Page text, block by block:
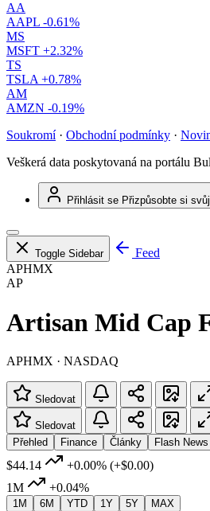
AA
AAPL -0.61%
MS
MSFT +2.32%
TS
TSLA +0.78%
AM
AMZN -0.19%
Soukromí · Obchodní podmínky ·
Veškerá data poskytovaná na portálu
Přihlásit se Přizpůsobte si
Toggle Sidebar
Feed
APHMX
AP
Artisan Mid Cap
APHMX · NASDAQ
Sledovat
Sledovat
Přehled
Finance Články Flash News
$44.14 +0.00% (+$0.00)
1M
+0.04%
1M 6M YTD 1Y 5Y MAX